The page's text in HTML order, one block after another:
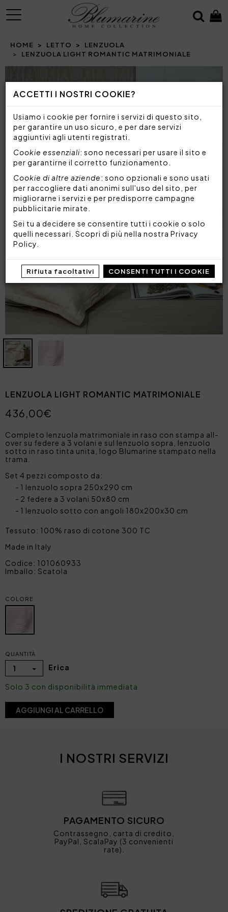
ACCETTI I NOSTRI COOKIE?
Usiamo i cookie per fornire i servizi di questo sito,
per garantire un uso sicuro, e per dare servizi
aggiuntivi agli utenti registrati.
Cookie essenziali: sono necessari per usare il sito e
per garantirne il corretto funzionamento.
Cookie di altre aziende: sono opzionali e sono usati
per raccogliere dati anonimi sull'uso del sito, per
migliorarne i servizi e per predisporre campagne
pubblicitarie mirate.
Sei tu a decidere se consentire tutti i cookie o solo
quelli necessari. Scopri di più nella nostra Privacy
Policy
Rifiuta facoltativi CONSENTI TUTTI I COOKIE
MENU
HOME LETTO
LENZUOLA
LENZUOLA LIGHT ROMANTIC MATRIMONIALE
Prev
LENZUOLA LIGHT ROMANTIC MATRIMONIALE
436,00€
Completo lenzuola matrimoniale in raso con stampa all-
over su federe a 3 volani e sul lenzuolo sopra, lenzuolo
sotto in raso tinta unita, logo Blumarine stampato nella
trama.
Set 4 pezzi composto da:
1 lenzuolo sopra 250x290 cm
2 federe a 3 volani 50x80 cm
1 lenzuolo sotto con angoli 180x200x30 cm
Tessuto: 100% raso di cotone 300 TC
Made in Italy
Codice: 101060933
Imballo: Scatola
COLORE
QUANTITÀ
1 Erica
Solo 3 con disponibilità immediata
AGGIUNGI AL CARRELLO
I NOSTRI SERVIZI
PAGAMENTO SICURO
Contrassegno, carta di credito,
PayPal, ScalaPay (3 convenienti
rate).